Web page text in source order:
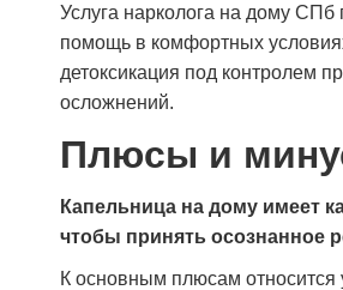
Услуга нарколога на дому СПб
помощь в комфортных
детоксикация под контролем
осложнений.
Плюсы и
Капельница на дому имеет
чтобы принять осознанное
К основным плюсам относится